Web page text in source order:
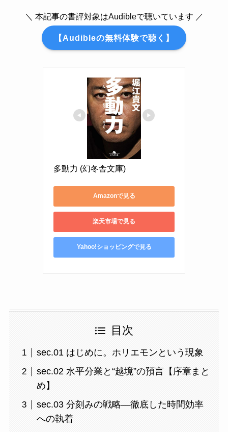
＼ 本記事の書評対象はAudibleで聴いています ／
【Audibleの無料体験で聴く】
多動力 (幻冬舎文庫)
Amazonで見る
楽天市場で見る
Yahoo!ショッピングで見る
目次
sec.01 はじめに。ホリエモンという現象
sec.02 水平分業と“越境”の預言【序章まと
め】
sec.03 分刻みの戦略—徹底した時間効率
への執着